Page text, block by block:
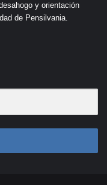
y orientación
de Pensilvania.